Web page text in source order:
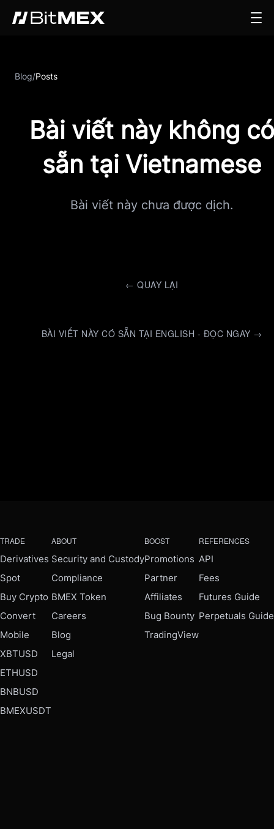
Blog/Posts
Bài viết này không có
sẵn tại Vietnamese
Bài viết này chưa được dịch.
← QUAY LẠI
BÀI VIẾT NÀY CÓ SẴN TẠI ENGLISH - ĐỌC NGAY →
TRADE
Derivatives
Spot
Buy Crypto
Convert
Mobile
XBTUSD
ETHUSD
BNBUSD
BMEXUSDT
ABOUT
Security and Custody
Compliance
BMEX Token
Careers
Blog
Legal
BOOST
Promotions
Partner
Affiliates
Bug Bounty
TradingView
REFERENCES
API
Fees
Futures Guide
Perpetuals Guide